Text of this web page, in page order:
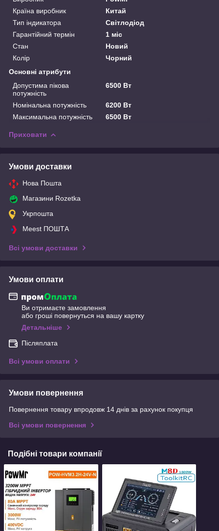
Країна виробник
Китай
Тип індикатора
Світлодіод
Гарантійний термін
1 міс
Стан
Новий
Колір
Чорний
Основні атрибути
Допустима пікова
потужність
6500 Вт
Номінальна потужність
6200 Вт
Максимальна потужність
6500 Вт
Приховати
Умови доставки
Нова Пошта
Магазини Rozetka
Укрпошта
Meest ПОШТА
Всі умови доставки
Умови оплати
Ви отримаєте замовлення
або гроші повернуться на вашу картку
Детальніше
Післяплата
Всі умови оплати
Умови повернення
Повернення товару впродовж 14 днів за рахунок покупця
Всі умови повернення
Подібні товари компанії